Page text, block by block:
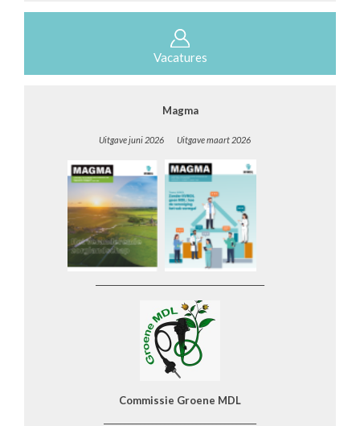
Vacatures
Magma
Uitgave juni 2026 Uitgave maart 2026
Commissie Groene MDL